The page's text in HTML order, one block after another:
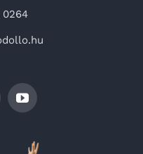
0264